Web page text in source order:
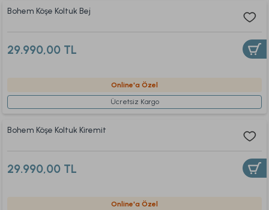
Bohem Köşe Koltuk Bej
29.990,00 TL
Online'a Özel
Ücretsiz Kargo
Bohem Köşe Koltuk Kiremit
29.990,00 TL
Online'a Özel